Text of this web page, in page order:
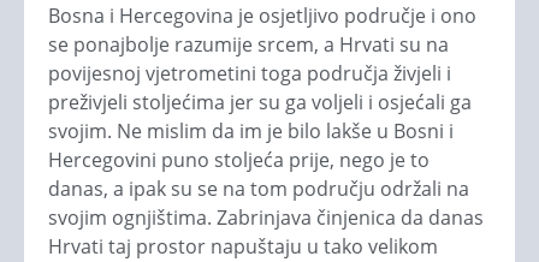
Bosna i Hercegovina je osjetljivo područje i ono
se ponajbolje razumije srcem, a Hrvati su na
povijesnoj vjetrometini toga područja živjeli i
preživjeli stoljećima jer su ga voljeli i osjećali ga
svojim. Ne mislim da im je bilo lakše u Bosni i
Hercegovini puno stoljeća prije, nego je to
danas, a ipak su se na tom području održali na
svojim ognjištima. Zabrinjava činjenica da danas
Hrvati taj prostor napuštaju u tako velikom